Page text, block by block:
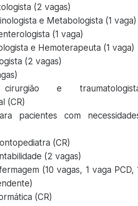
(2 vagas)
e Metabologista (1 vaga)
(1 vaga)
e Hemoterapeuta (1 vaga)
(2 vagas)
cirurgião e
(CR)
pacientes com
(CR)
(2 vagas)
(10 vagas, 1 vaga PCD,
(CR)